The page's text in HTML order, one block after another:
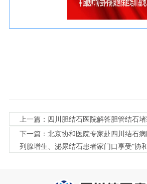
上一篇：四川胆结石医院解答胆管结石
下一篇：北京协和医院专家赴四川结石
列腺增生、泌尿结石患者家门口享受“协